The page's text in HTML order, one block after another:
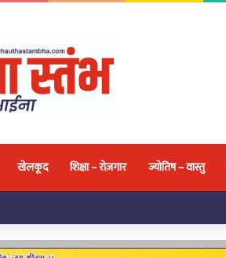
खेलकूद शिक्षा – रोज़गार ज्योतिष – वास्तु